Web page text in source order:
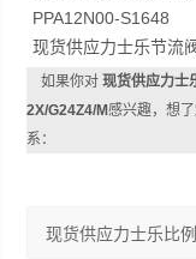
PPA12N00-S1648
现货供应力士乐节流
如果你对现货供应力士
2X/G24Z4/M感兴趣，想
系：